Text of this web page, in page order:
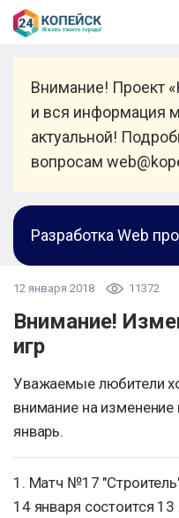
Внимание! Проект
и вся информация
актуальной!
вопросам
Разработка Web
12 января 2018 11372
Внимание!
игр
Уважаемые любители
внимание на изменение
январь.
1. Матч №17
14 января состоится